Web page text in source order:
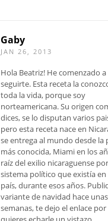
Gaby
JAN 26, 2013
Hola Beatriz! He comenzado a
seguirte. Esta receta la
toda la vida, porque soy
norteamericana. Su origen
dices, se lo disputan varios
pero esta receta nace en
se entrega al mundo desde la
más conocida, Miami en los
raíz del exilio nicaraguense
sistema político que existía
país, durante esos años.
variante de navidad hace unas
semanas, te dejo el enlace por